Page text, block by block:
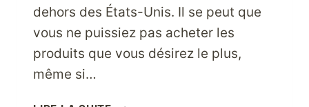
dehors des États-Unis. Il se peut que
vous ne puissiez pas acheter les
produits que vous désirez le plus,
même si…